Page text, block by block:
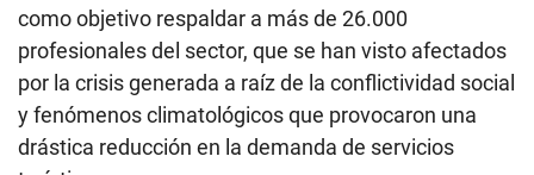
como objetivo respaldar a más de 26.000
profesionales del sector, que se han visto afectados
por la crisis generada a raíz de la conflictividad social
y fenómenos climatológicos que provocaron una
drástica reducción en la demanda de servicios